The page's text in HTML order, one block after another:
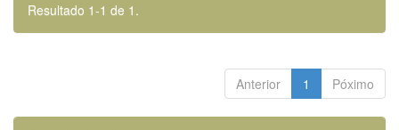
Resultado 1-1 de 1.
Anterior 1 Póximo